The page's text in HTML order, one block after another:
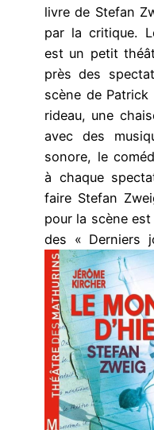
livre de Stefan
par la critique.
est un petit
près des
scène de
rideau, une
avec des
sonore, le
à chaque
faire Stefan
pour la scène
des « Derniers